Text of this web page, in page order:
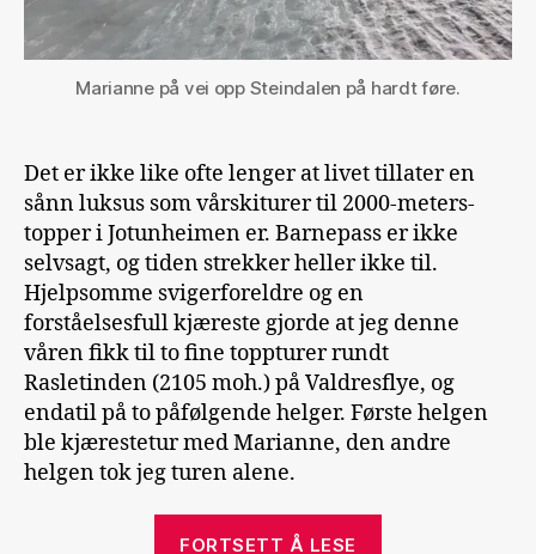
Marianne på vei opp Steindalen på hardt føre.
Det er ikke like ofte lenger at livet tillater en
sånn luksus som vårskiturer til 2000-meters-
topper i Jotunheimen er. Barnepass er ikke
selvsagt, og tiden strekker heller ikke til.
Hjelpsomme svigerforeldre og en
forståelsesfull kjæreste gjorde at jeg denne
våren fikk til to fine toppturer rundt
Rasletinden (2105 moh.) på Valdresflye, og
endatil på to påfølgende helger. Første helgen
ble kjærestetur med Marianne, den andre
helgen tok jeg turen alene.
FORTSETT Å LESE